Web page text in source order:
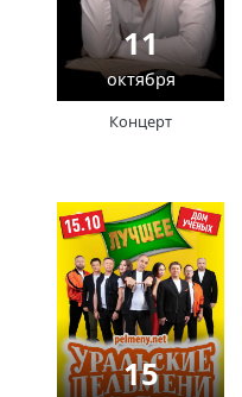
11
октября
Концерт
15